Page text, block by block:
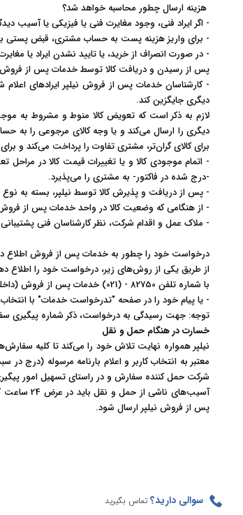
هزینه ارسال چطور محاسبه خواهد شد؟
- اگر ایراد فنی، وجود مغایرت فنی یا فیزیکی یا آسیب
- برای واریز هزینه پست به حساب مشتری، قبض پستی
- در صورت انصراف از خرید، یا تایید نشدن ایراد یا
پس از رسیدن و دریافت کالا توسط خدمات پس از
- کارشناسان خدمات پس از فروش نیلپر ایرادهای
دیگری جایگزین کند.
لازم به ذکر است که تعویض کالا منوط و مشروط به
دیگری را ارسال می‌کند و یا وجه کالای مرجوعی را به
برای کالای گران‌تر، مشتری تفاوت را پرداخت می‌کند و
- اتمام موجودی کالا و یا تغییرات قیمت کالا در
-درج شده در فاکتور- به مشتری را می‌پذیرد.
- پس از دریافت و پذیرش کالا توسط نیلپر، بسته به نوع
- از هنگامی که وضعیت کالا در واحد خدمات پس از
- ملاک عمل و اقدام شرکت، نظر کارشناسان فنی
درخواست خود را چطور به خدمات پس از فروش اطلاع
از طریق یکی از روش‌های زیر، درخواست خود را اطلاع
با شماره تلفن 82750 - (021) خدمات پس از فروش (داخلی 2) تماس بگیرید
- یا پیام خود را در صفحه "تدرخواست خدمات" با
توجه: جهت رسیدگی به درخواست، ذکر شماره پیگیری
خسارت در هنگام حمل و نقل
نیلپر همواره نهایت تلاش خود را می‏‌کند تا کلیه
معتبر به انتخاب کاربر و اعلام بارنامه مرسوله
شرکت حمل کننده سفارش و در راستای تسهیل امور
آسیب‏‌های
پس از فروش نیلپر ارسال شود.
سوالی دارید؟ تماس بگیرید